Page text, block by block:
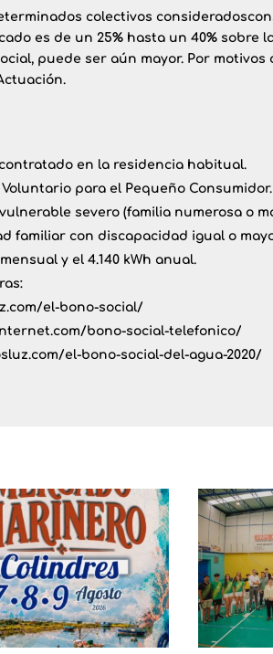
colectivos
es de un 25% hasta un 40% sobre
puede ser aún mayor. Por motivos
.
en la residencia habitual.
Voluntario para el Pequeño Consumidor.
severo (familia numerosa o
familiar con discapacidad igual o
y el 4.140 kWh anual.
el-bono-social/
bono-social-telefonico/
el-bono-social-del-agua-2020/